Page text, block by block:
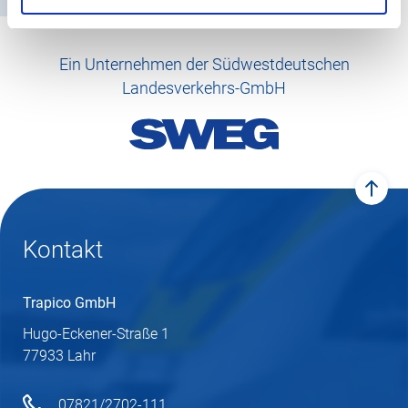
Ein Unternehmen der Südwestdeutschen
Landesverkehrs-GmbH
zum
Kontakt
Trapico GmbH
Hugo-Eckener-Straße 1
77933 Lahr